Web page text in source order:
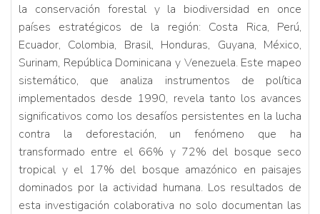
la conservación forestal y la biodiversidad en once
países estratégicos de la región: Costa Rica, Perú,
Ecuador, Colombia, Brasil, Honduras, Guyana, México,
Surinam, República Dominicana y Venezuela. Este mapeo
sistemático, que analiza instrumentos de política
implementados desde 1990, revela tanto los avances
significativos como los desafíos persistentes en la lucha
contra la deforestación, un fenómeno que ha
transformado entre el 66% y 72% del bosque seco
tropical y el 17% del bosque amazónico en paisajes
dominados por la actividad humana. Los resultados de
esta investigación colaborativa no solo documentan las